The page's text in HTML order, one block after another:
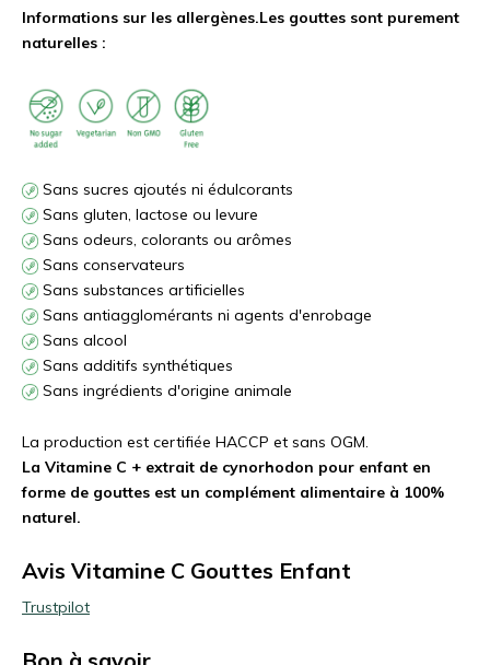
Informations sur les allergènes.Les gouttes sont purement
naturelles :
Sans sucres ajoutés ni édulcorants
Sans gluten, lactose ou levure
Sans odeurs, colorants ou arômes
Sans conservateurs
Sans substances artificielles
Sans antiagglomérants ni agents d'enrobage
Sans alcool
Sans additifs synthétiques
Sans ingrédients d'origine animale
La production est certifiée HACCP et sans OGM.
La Vitamine C + extrait de cynorhodon pour enfant en
forme de gouttes est un complément alimentaire à 100%
naturel.
Avis Vitamine C Gouttes Enfant
Trustpilot